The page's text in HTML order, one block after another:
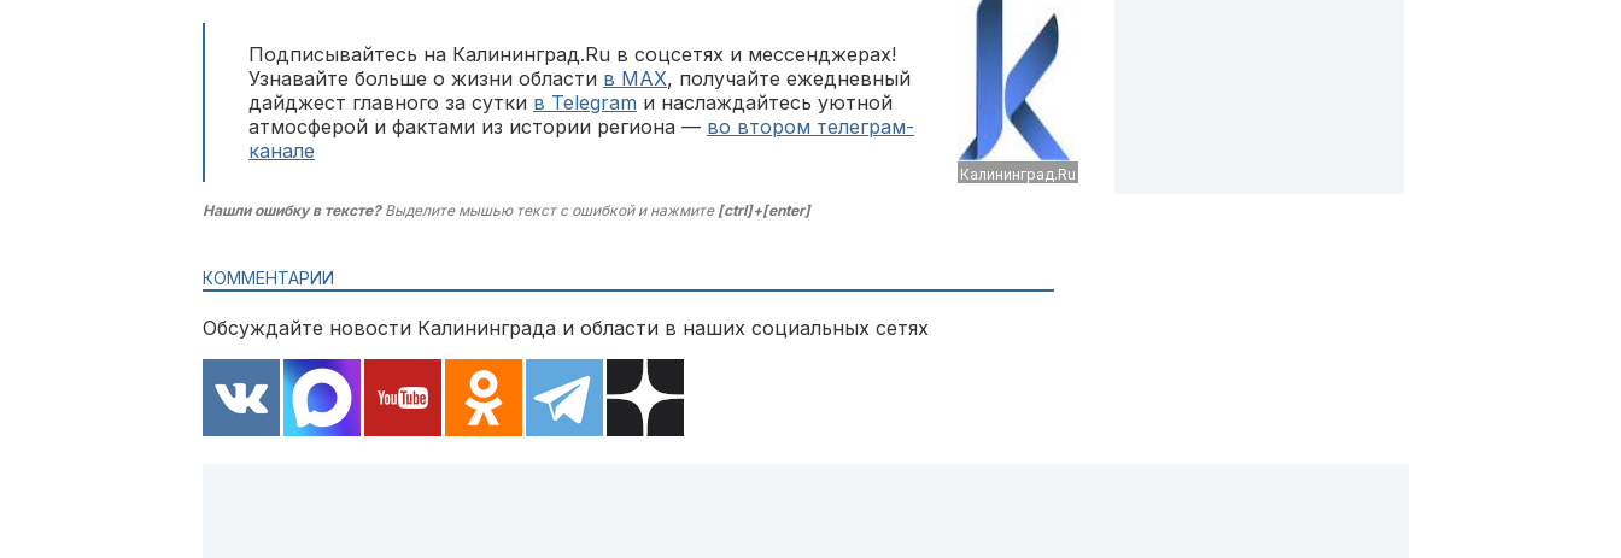
Калининград.Ru
Подписывайтесь на Калининград.Ru в соцсетях и мессенджерах!
Узнавайте больше о жизни области в MAX, получайте ежедневный
дайджест главного за сутки в Telegram и наслаждайтесь уютной
атмосферой и фактами из истории региона — во втором телеграм-
канале
Нашли ошибку в тексте?Выделите мышью текст с ошибкой и нажмите [ctrl]+[enter]
КОММЕНТАРИИ
Обсуждайте новости Калининграда и области в наших социальных сетях